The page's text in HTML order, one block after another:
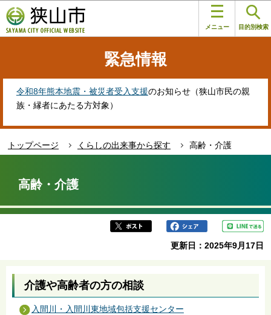
の
ペ
す
メニュー 目的別検索
緊急情報
令和8年熊本地震・被災者受入支援のお知らせ（狭山市民の親
族・縁者にあたる方対象）
トップページ くらしの出来事から探す
高齢・介護
か
高齢・介護
更新日：2025年9月17日
介護や高齢者の方の相談
入間川・入間川東地域包括支援センター